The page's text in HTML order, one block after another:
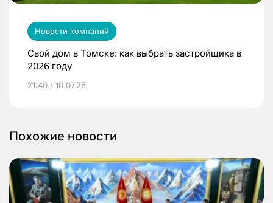
Новости компаний
Свой дом в Томске: как выбрать застройщика в
2026 году
21:40 / 10.07.26
Похожие новости